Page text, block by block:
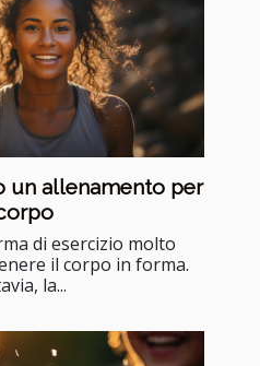
un allenamento per
di esercizio molto
il corpo in forma.
la...